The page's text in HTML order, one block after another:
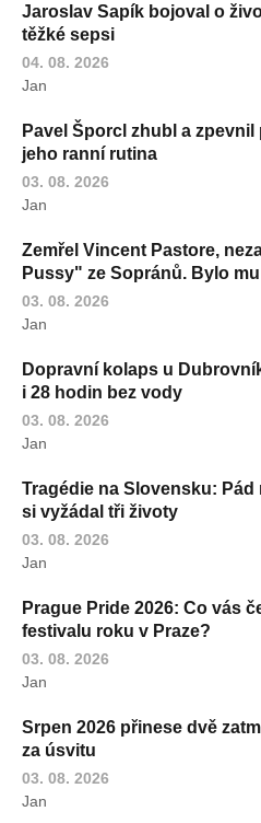
Jaroslav Sapík bojoval o
těžké sepsi
04. 08. 2026
Jan
Pavel Šporcl zhubl a
jeho ranní rutina
03. 08. 2026
Jan
Zemřel Vincent Pastore,
Pussy" ze Sopránů. Bylo
03. 08. 2026
Jan
Dopravní kolaps u
i 28 hodin bez vody
03. 08. 2026
Jan
Tragédie na Slovensku:
si vyžádal tři životy
03. 08. 2026
Jan
Prague Pride 2026: Co vás
festivalu roku v Praze?
03. 08. 2026
Jan
Srpen 2026 přinese dvě
za úsvitu
03. 08. 2026
Jan